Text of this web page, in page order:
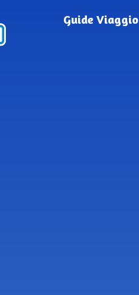
Guide Viaggio